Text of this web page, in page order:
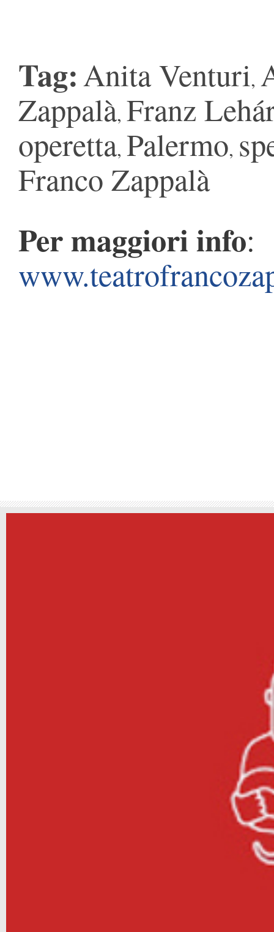
Tag:Anita Venturi,
Zappalà, Franz
operetta, Palermo,
Franco Zappalà
Per maggiori info: